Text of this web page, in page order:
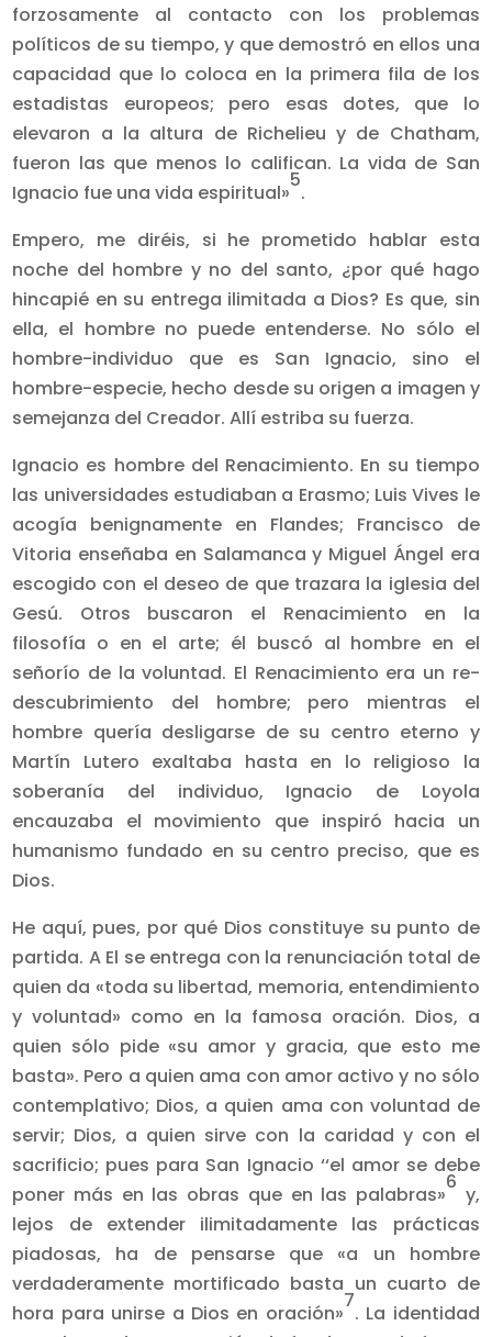
forzosamente al contacto con los problemas
políticos de su tiempo, y que demostró en ellos una
capacidad que lo coloca en la primera fila de los
estadistas europeos; pero esas dotes, que lo
elevaron a la altura de Richelieu y de Chatham,
fueron las que menos lo califican. La vida de San
Ignacio fue una vida espiritual»
5
.
Empero, me diréis, si he prometido hablar esta
noche del hombre y no del santo, ¿por qué hago
hincapié en su entrega ilimitada a Dios? Es que, sin
ella, el hombre no puede entenderse. No sólo el
hombre-individuo que es San Ignacio, sino el
hombre-especie, hecho desde su origen a imagen y
semejanza del Creador. Allí estriba su fuerza.
Ignacio es hombre del Renacimiento. En su tiempo
las universidades estudiaban a Erasmo; Luis Vives le
acogía benignamente en Flandes; Francisco de
Vitoria enseñaba en Salamanca y Miguel Ángel era
escogido con el deseo de que trazara la iglesia del
Gesú. Otros buscaron el Renacimiento en la
filosofía o en el arte; él buscó al hombre en el
señorío de la voluntad. El Renacimiento era un re-
descubrimiento del hombre; pero mientras el
hombre quería desligarse de su centro eterno y
Martín Lutero exaltaba hasta en lo religioso la
soberanía del individuo, Ignacio de Loyola
encauzaba el movimiento que inspiró hacia un
humanismo fundado en su centro preciso, que es
Dios.
He aquí, pues, por qué Dios constituye su punto de
partida. A El se entrega con la renunciación total de
quien da «toda su libertad, memoria, entendimiento
y voluntad» como en la famosa oración. Dios, a
quien sólo pide «su amor y gracia, que esto me
basta». Pero a quien ama con amor activo y no sólo
contemplativo; Dios, a quien ama con voluntad de
servir; Dios, a quien sirve con la caridad y con el
sacrificio; pues para San Ignacio ‘‘el amor se debe
poner más en las obras que en las palabras»
6
y,
lejos de extender ilimitadamente las prácticas
piadosas, ha de pensarse que «a un hombre
verdaderamente mortificado basta un cuarto de
hora para unirse a Dios en oración»
7
. La identidad